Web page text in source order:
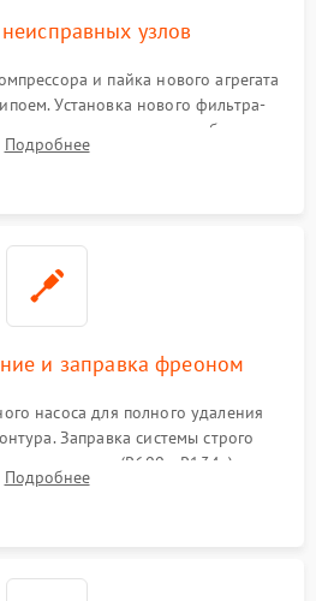
узлов
и пайка нового агрегата
Установка нового фильтра-
вентиляторов обдува,
поврежденных дверных петель.
Подробнее
и заправка фреоном
насоса для полного удаления
Заправка системы строго
хладагента (R600a, R134a) по
рабочего давления в системе.
Подробнее